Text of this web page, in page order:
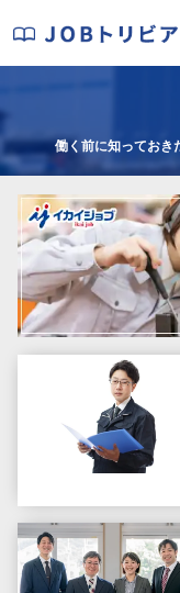
O
ビ
ア
働く前に知っておき